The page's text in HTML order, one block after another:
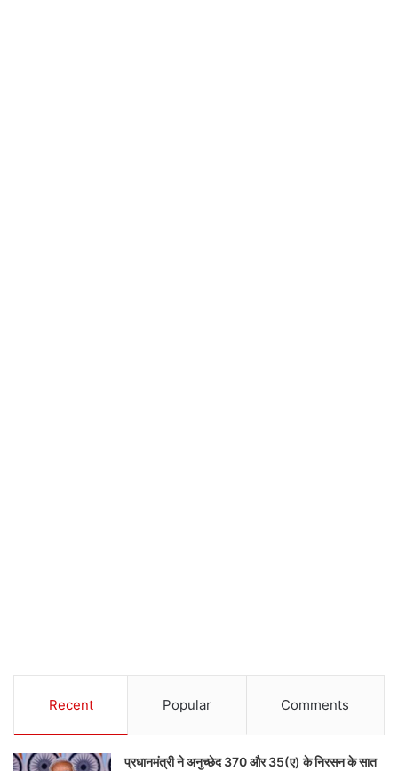
Recent Popular Comments
प्रधानमंत्री ने अनुच्छेद 370 और 35(ए) के निरसन के सात